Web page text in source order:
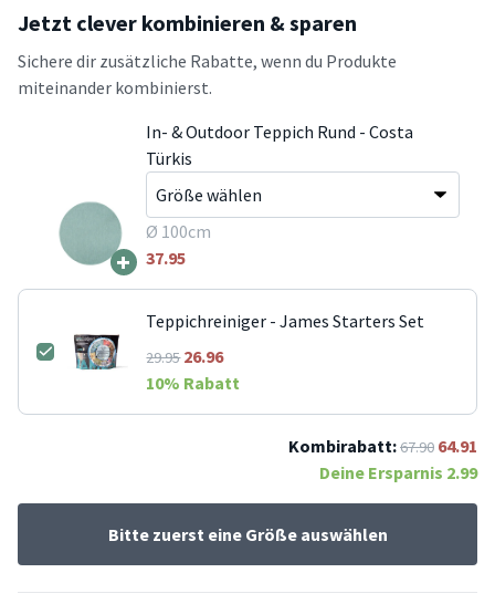
Jetzt clever kombinieren & sparen
Sichere dir zusätzliche Rabatte, wenn du Produkte
miteinander kombinierst.
+
In- & Outdoor Teppich Rund - Costa
Türkis
Ø 100cm
37.95
Teppichreiniger - James Starters Set
29.9526.96
10% Rabatt
Kombirabatt:67.90 64.91
Deine Ersparnis 2.99
Bitte zuerst eine Größe auswählen